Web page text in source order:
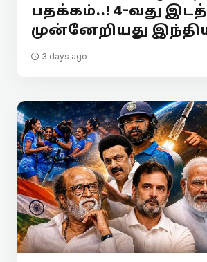
பதக்கம்..! 4-வது
முன்னேறியது
3 days ago